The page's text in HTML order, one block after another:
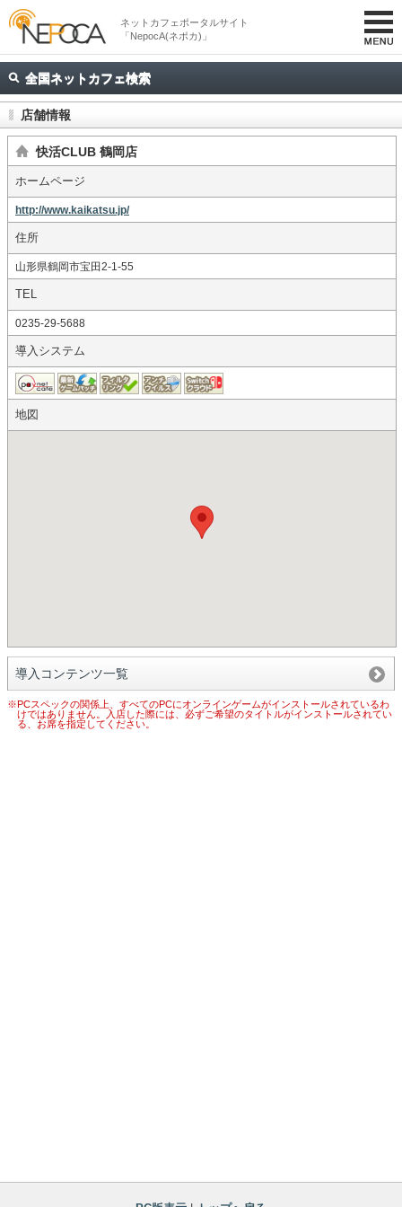
ネットカフェポータルサイト
「NepocA(ネポカ)」
全国ネットカフェ検索
店舗情報
快活CLUB 鶴岡店
ホームページ
http://www.kaikatsu.jp/
住所
山形県鶴岡市宝田2-1-55
TEL
0235-29-5688
導入システム
地図
導入コンテンツ一覧
※PCスペックの関係上、すべてのPCにオンラインゲームがインストールされているわ
けではありません。入店した際には、必ずご希望のタイトルがインストールされてい
る、お席を指定してください。